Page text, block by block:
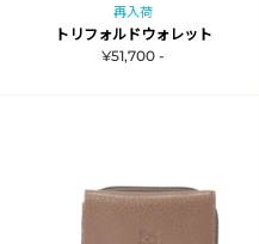
再入荷
トリフォルドウォレット
¥51,700 -